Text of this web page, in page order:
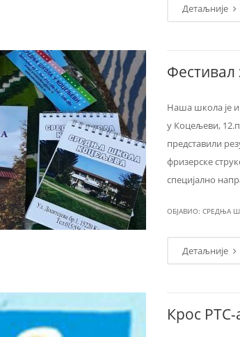
Детаљније
Наша школа је и
у Коцељеви,
представили
фризерске
специјално
ОБЈАВИО: СРЕДЊА
Детаљније
Крос РТС-